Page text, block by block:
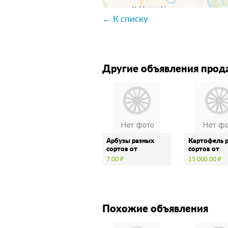
← К списку
Другие объявления
Арбузы разных
сортов от
производителя.
7.00 ₽
Картофель
сортов от
15 000.00 ₽
Похожие объявления